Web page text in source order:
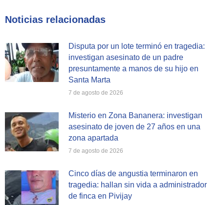
Noticias relacionadas
Disputa por un lote terminó en tragedia:
investigan asesinato de un padre
presuntamente a manos de su hijo en
Santa Marta
7 de agosto de 2026
Misterio en Zona Bananera: investigan
asesinato de joven de 27 años en una
zona apartada
7 de agosto de 2026
Cinco días de angustia terminaron en
tragedia: hallan sin vida a administrador
de finca en Pivijay